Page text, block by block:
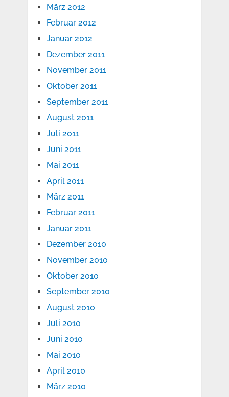
März 2012
Februar 2012
Januar 2012
Dezember 2011
November 2011
Oktober 2011
September 2011
August 2011
Juli 2011
Juni 2011
Mai 2011
April 2011
März 2011
Februar 2011
Januar 2011
Dezember 2010
November 2010
Oktober 2010
September 2010
August 2010
Juli 2010
Juni 2010
Mai 2010
April 2010
März 2010